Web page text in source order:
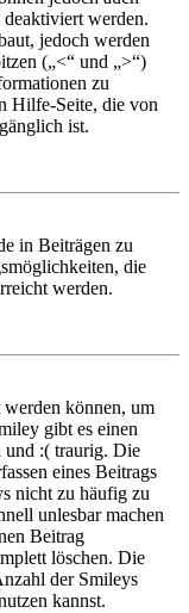
werden.
jedoch werden
(„<“ und „>“)
zu
Hilfe-Seite, die von
ist.
in Beiträgen zu
die
werden.
können, um
gibt es einen
und :( traurig. Die
eines Beitrags
nicht zu häufig zu
unlesbar machen
Beitrag
löschen. Die
der Smileys
kannst.